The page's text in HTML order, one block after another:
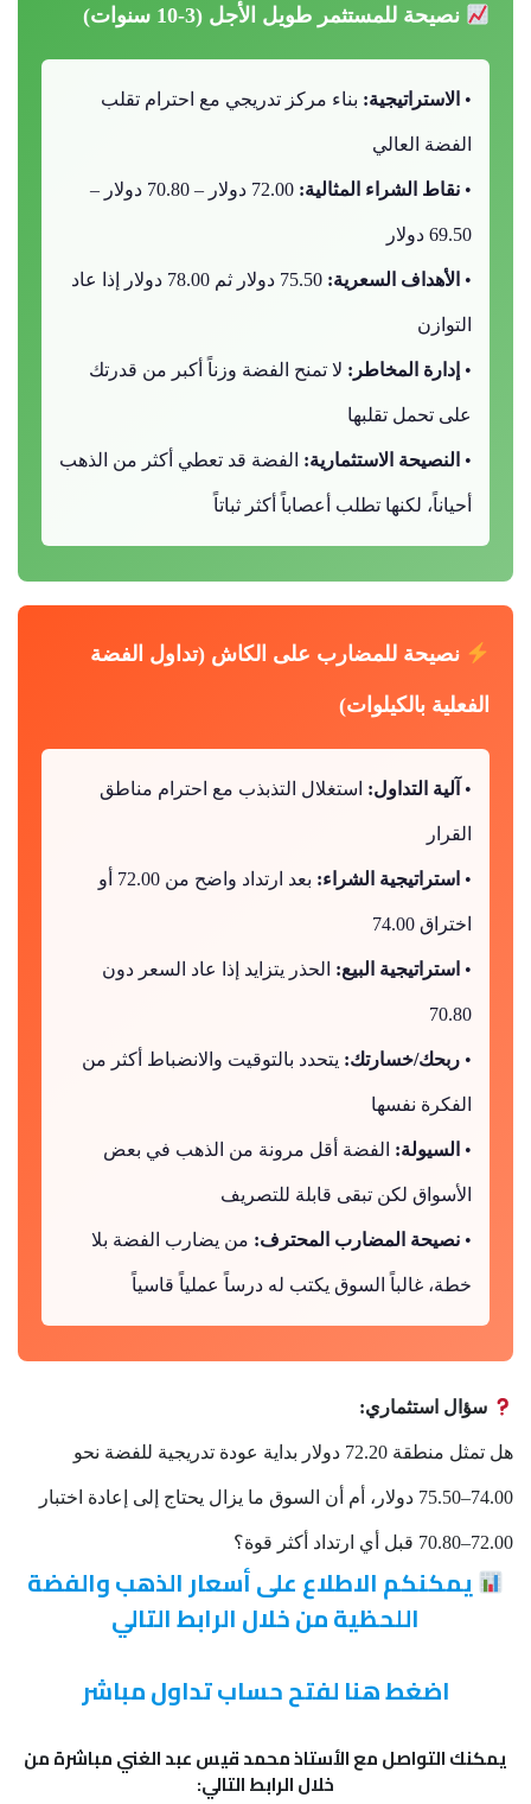
نصيحة للمستثمر طويل الأجل (3-10 سنوات)
• الاستراتيجية: بناء مركز تدريجي مع احترام تقلب
الفضة العالي
• نقاط الشراء المثالية: 72.00 دولار – 70.80 دولار –
69.50 دولار
• الأهداف السعرية: 75.50 دولار ثم 78.00 دولار إذا عاد
التوازن
• إدارة المخاطر: لا تمنح الفضة وزناً أكبر من قدرتك
على تحمل تقلبها
• النصيحة الاستثمارية: الفضة قد تعطي أكثر من الذهب
أحياناً، لكنها تطلب أعصاباً أكثر ثباتاً
نصيحة للمضارب على الكاش (تداول الفضة
الفعلية بالكيلوات)
• آلية التداول: استغلال التذبذب مع احترام مناطق
القرار
• استراتيجية الشراء: بعد ارتداد واضح من 72.00 أو
اختراق 74.00
• استراتيجية البيع: الحذر يتزايد إذا عاد السعر دون
70.80
• ربحك/خسارتك: يتحدد بالتوقيت والانضباط أكثر من
الفكرة نفسها
• السيولة: الفضة أقل مرونة من الذهب في بعض
الأسواق لكن تبقى قابلة للتصريف
• نصيحة المضارب المحترف: من يضارب الفضة بلا
خطة، غالباً السوق يكتب له درساً عملياً قاسياً
سؤال استثماري:
هل تمثل منطقة 72.20 دولار بداية عودة تدريجية للفضة نحو
74.00–75.50 دولار، أم أن السوق ما يزال يحتاج إلى إعادة اختبار
72.00–70.80 قبل أي ارتداد أكثر قوة؟
يمكنكم الاطلاع على أسعار الذهب والفضة
اللحظية من خلال الرابط التالي
اضغط هنا لفتح حساب تداول مباشر
يمكنك التواصل مع الأستاذ محمد قيس عبد الغني مباشرة من
خلال الرابط التالي: